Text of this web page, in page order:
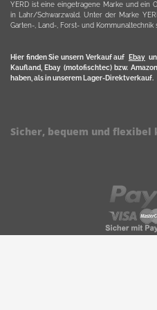
YERD ist eine eingetragene Marke und ein
in Lahr/Schwarzwald. Unter der Marke
Garten-, Land-, Forst- und Kommunaltechnik
Hier finden Sie unsern Verkauf auf Ebay
Kaufland, Ebay (motofischtec) bzw.
haben, als in unserem Lager-Direktverkauf.
Sicher, bequem und flexibel